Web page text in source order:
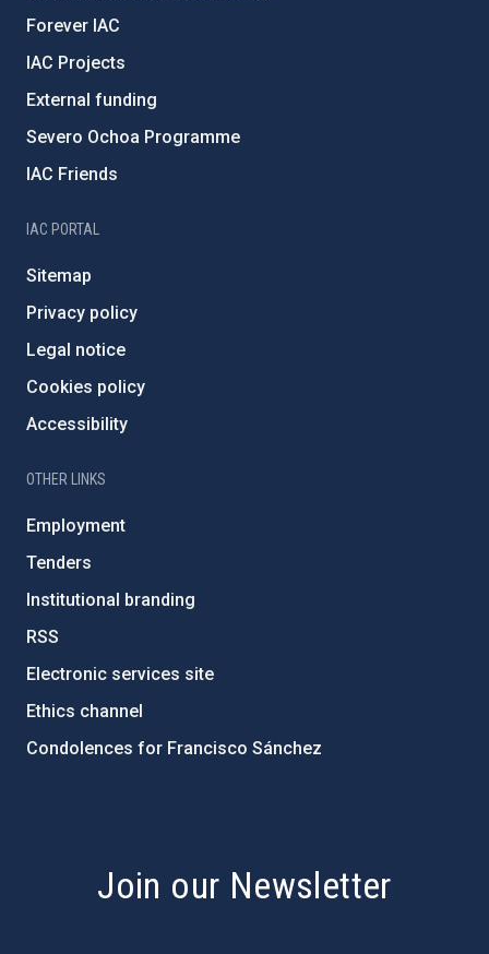
Forever IAC
IAC Projects
External funding
Severo Ochoa Programme
IAC Friends
IAC PORTAL
Sitemap
Privacy policy
Legal notice
Cookies policy
Accessibility
OTHER LINKS
Employment
Tenders
Institutional branding
RSS
Electronic services site
Ethics channel
Condolences for Francisco Sánchez
Join our Newsletter